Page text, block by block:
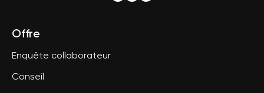
Offre
Enquête collaborateur
Conseil